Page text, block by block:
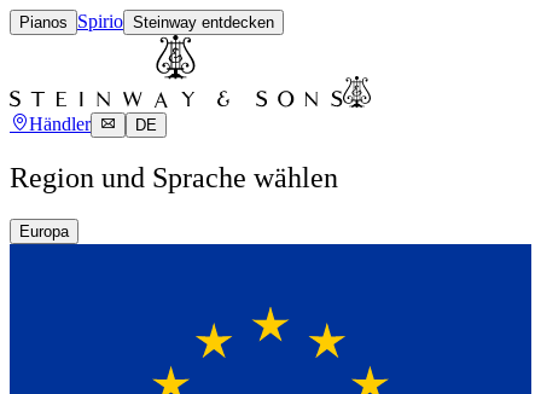
Pianos Spirio Steinway entdecken
Händler DE
Region und Sprache wählen
Europa